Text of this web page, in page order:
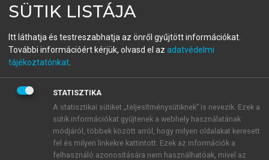
fiókoddal,vagy hozz létre új fiókot.
A regisztráció után apróbaidőszakautomatikusan
BELÉPÉS SAJÁT FIÓKKAL
ÚJ FIÓK LÉTREHOZÁSA
1 óra díjmentes hozzáférés
SÜTIK LISTÁJA
Itt láthatja és testreszabhatja az önről gyűjtött információkat.
További információért kérjük, olvasd el az adatvédelmi
tájékoztatónkat
STATISZTIKA
A statisztikai sütiket „teljesítménysütiknek” is nevezik. Ezek a
sütik információkat gyűjtenek a webhely használatának
módjáról, többek között arról, hogy milyen oldalakat keresett
fel és milyen linkekre kattintott. Ezek az információk a
felhasználó azonosítására nem használhatóak, mivel az